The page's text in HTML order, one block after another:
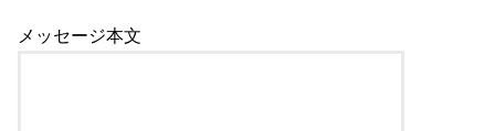
メッセージ本文